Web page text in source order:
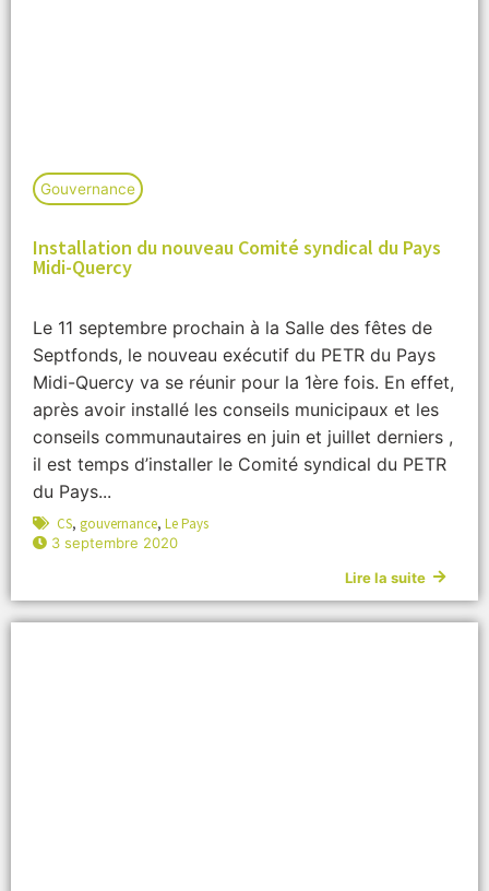
Gouvernance
Installation du nouveau Comité syndical du Pays
Midi-Quercy
Le 11 septembre prochain à la Salle des fêtes de
Septfonds, le nouveau exécutif du PETR du Pays
Midi-Quercy va se réunir pour la 1ère fois. En effet,
après avoir installé les conseils municipaux et les
conseils communautaires en juin et juillet derniers ,
il est temps d’installer le Comité syndical du PETR
du Pays...
CS, gouvernance, Le Pays
3 septembre 2020
Lire la suite